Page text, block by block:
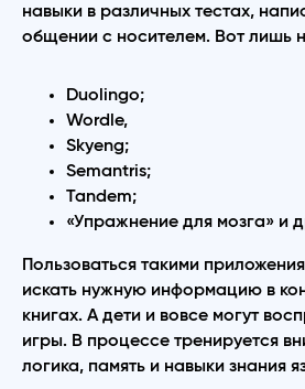
навыки в различных тестах,
общении с носителем. Вот лишь
Duolingo;
Wordle,
Skyeng;
Semantris;
Tandem;
«Упражнение для мозга» и
Пользоваться такими
искать нужную информацию в
книгах. А дети и вовсе могут
игры. В процессе тренируется
логика, память и навыки знания